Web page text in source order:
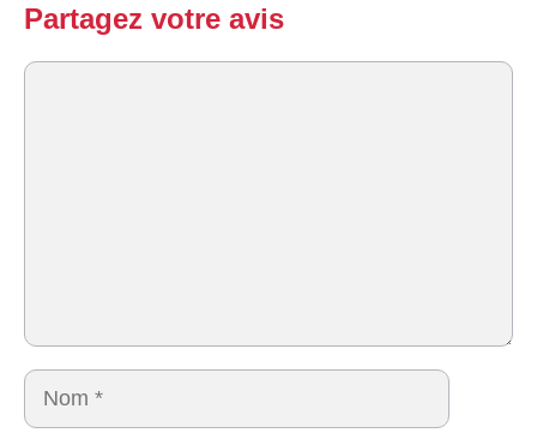
Partagez votre avis
Commentaire
Nom